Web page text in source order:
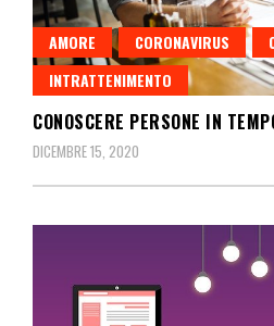
AMORE CORONAVIRUS
INTRATTENIMENTO
CONOSCERE PERSONE IN
DICEMBRE 15, 2020